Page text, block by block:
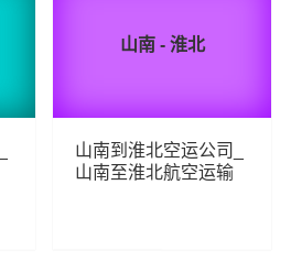
山南 - 淮北
山南到淮北空运公司_
山南至淮北航空运输